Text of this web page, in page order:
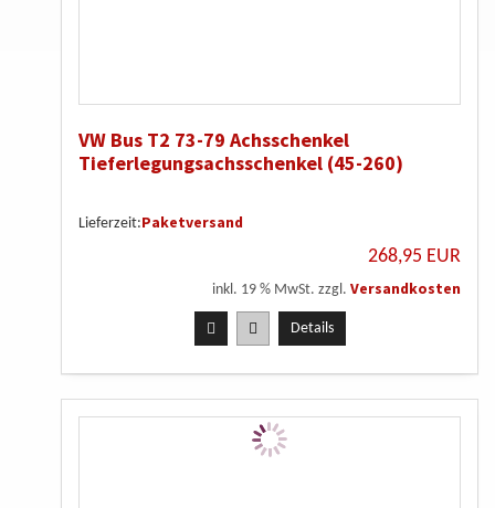
VW Bus T2 73-79 Achsschenkel
Tieferlegungsachsschenkel (45-260)
Lieferzeit:Paketversand
268,95 EUR
inkl. 19 % MwSt. zzgl. Versandkosten
Details